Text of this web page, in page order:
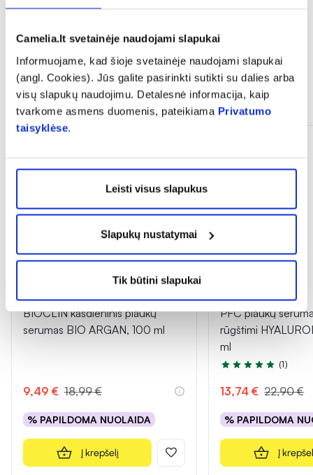
Camelia.lt svetainėje naudojami slapukai
Informuojame, kad šioje svetainėje naudojami slapukai
(angl. Cookies). Jūs galite pasirinkti sutikti su dalies arba
visų slapukų naudojimu. Detalesnė informacija, kaip
tvarkome asmens duomenis, pateikiama Privatumo
taisyklėse.
Leisti visus slapukus
Slapukų nustatymai
Tik būtini slapukai
Panašios prekės
BIOCLIN kasdieninis plaukų
serumas BIO ARGAN, 100 ml
9,49 € 18,99 €
% PAPILDOMA NUOLAIDA
Į krepšelį
PFC plaukų
rūgštimi
ml
Įvertinimas 5.0 iš 5
(1)
13,74 € 22,90 €
% PAPILDOMA
Į